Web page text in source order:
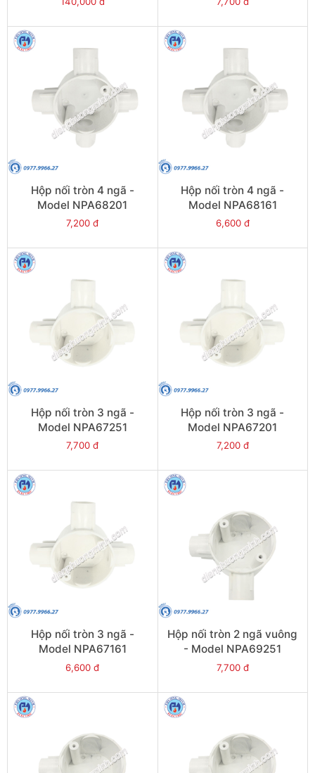
Hộp nối tròn 4 ngã -
Model NPA68201
7,200 đ
Hộp nối tròn 4 ngã -
Model NPA68161
6,600 đ
Hộp nối tròn 3 ngã -
Model NPA67251
7,700 đ
Hộp nối tròn 3 ngã -
Model NPA67201
7,200 đ
Hộp nối tròn 3 ngã -
Model NPA67161
6,600 đ
Hộp nối tròn 2 ngã vuông
- Model NPA69251
7,700 đ